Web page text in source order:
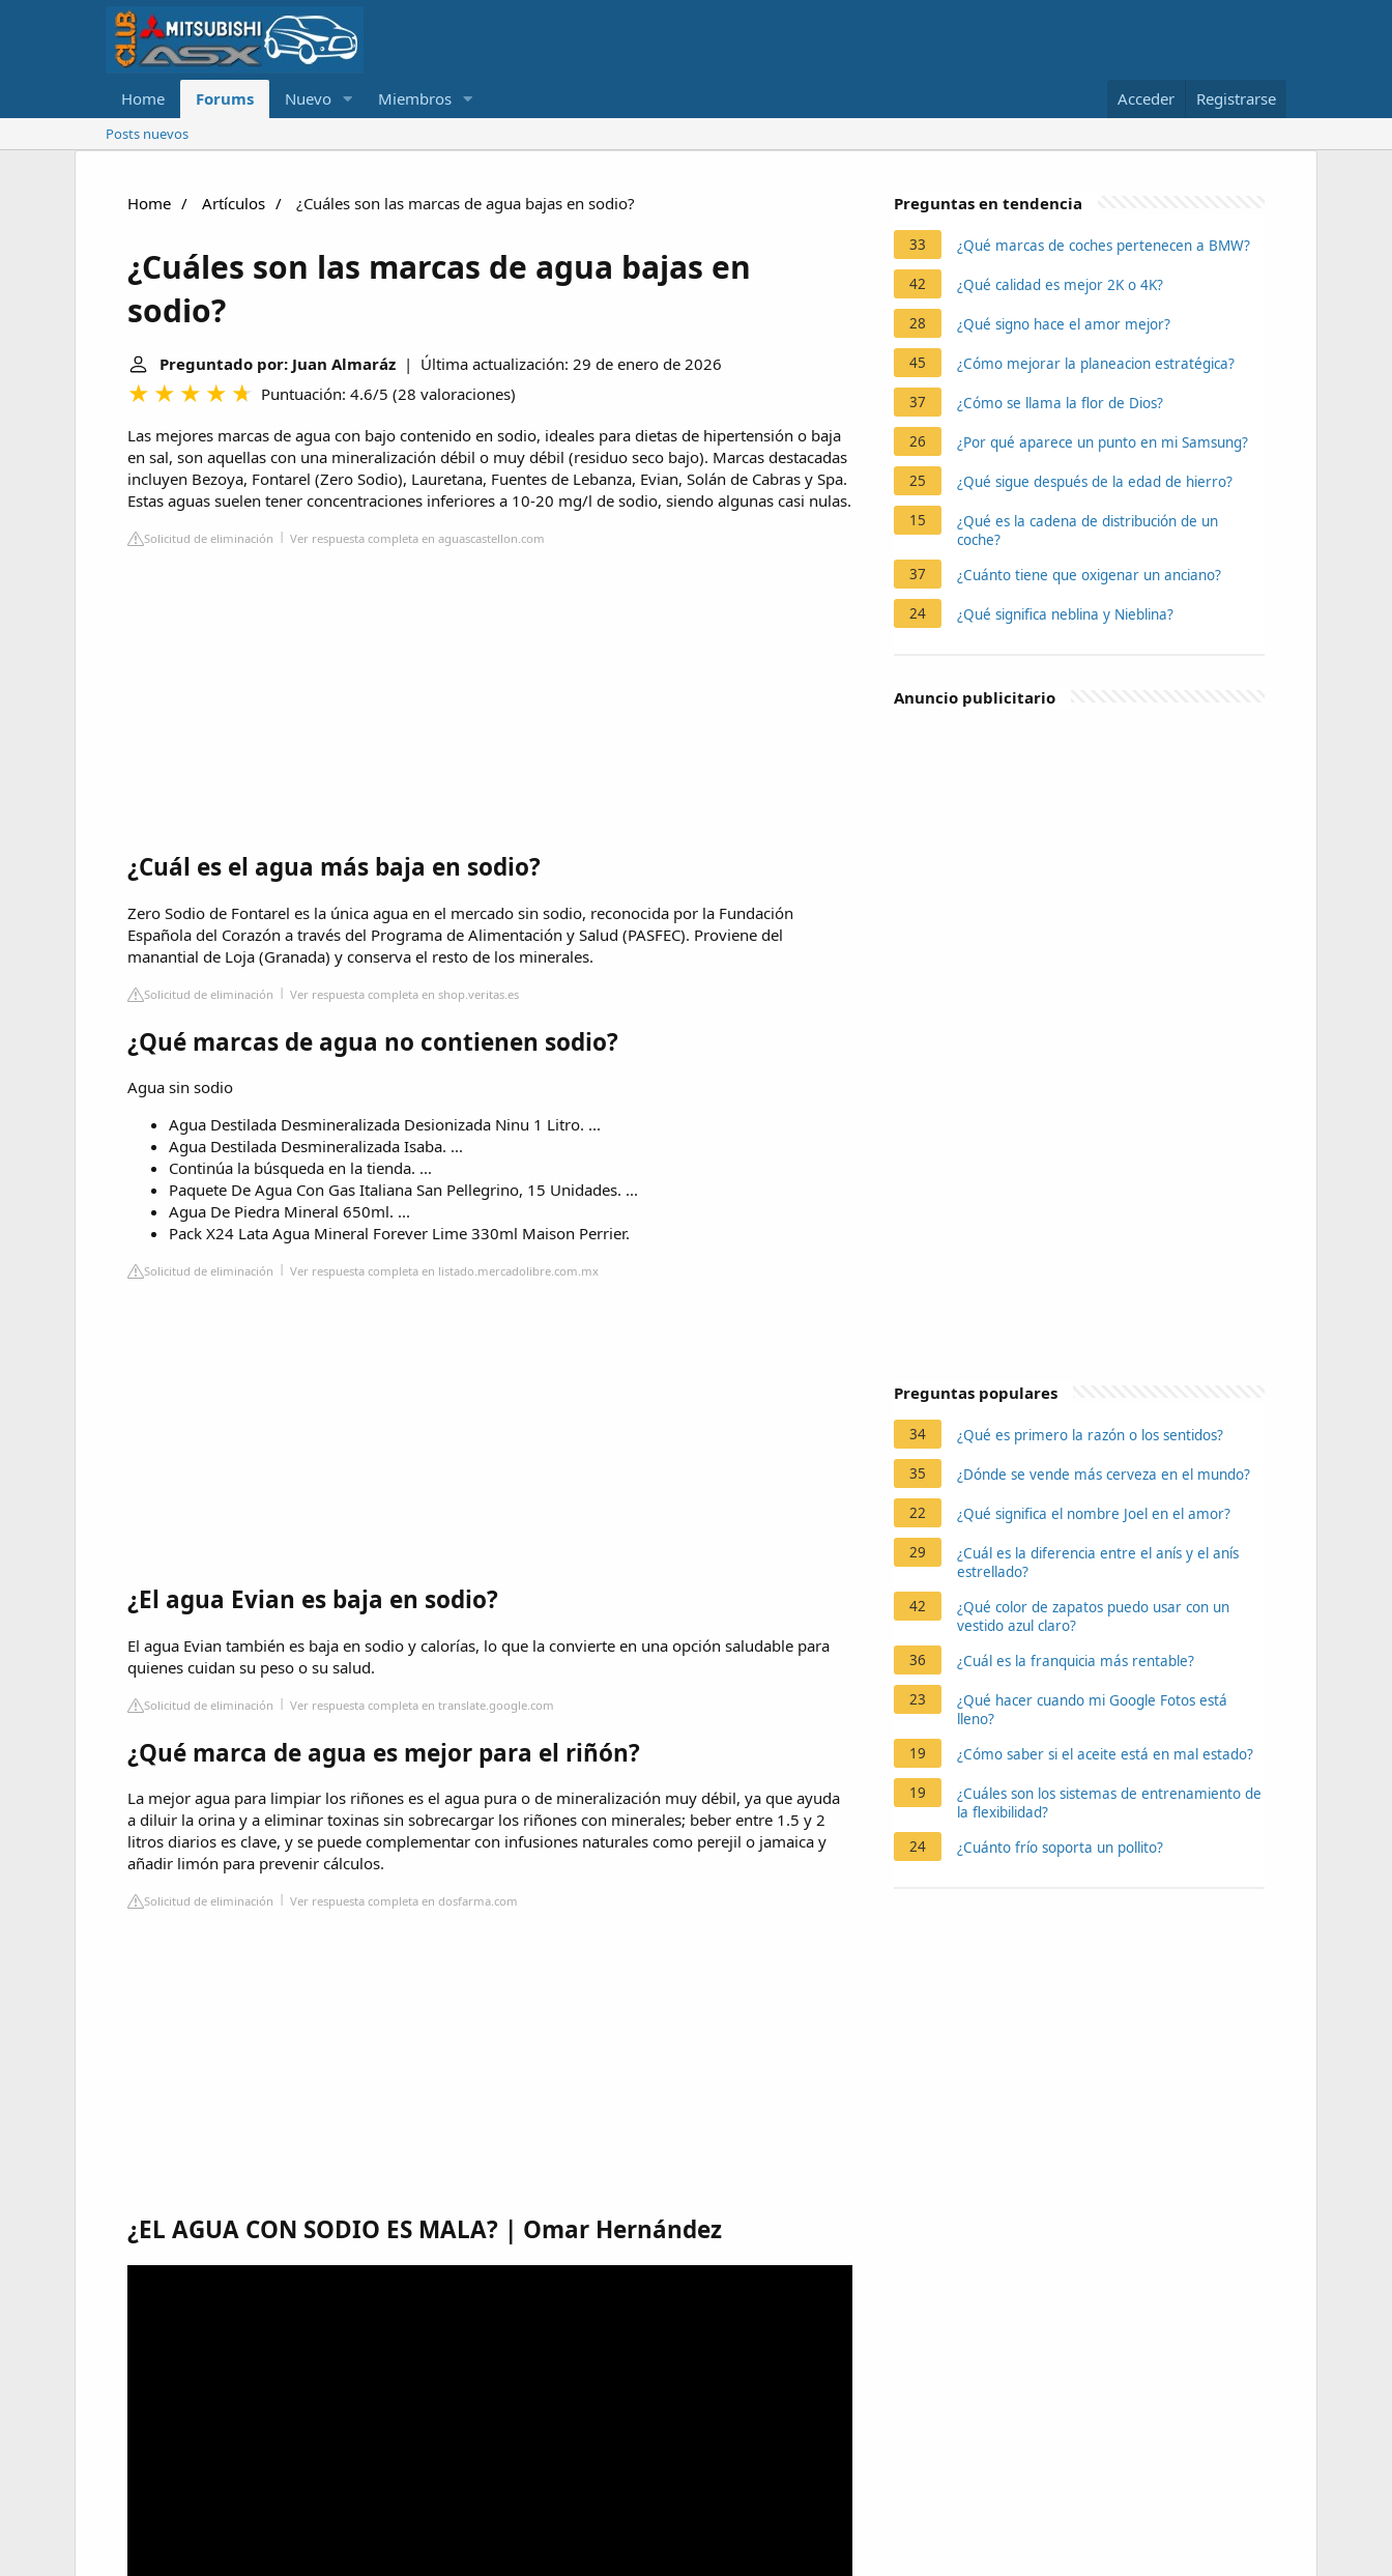
Home Forums Nuevo Miembros Acceder Registrarse
Posts nuevos
Home Artículos ¿Cuáles son las marcas de agua bajas en sodio?
¿Cuáles son las marcas de agua bajas en
sodio?
Preguntado por: Juan Almaráz | Última actualización: 29 de enero de 2026
Puntuación: 4.6/5 (28 valoraciones)
Las mejores marcas de agua con bajo contenido en sodio, ideales para dietas de hipertensión o baja
en sal, son aquellas con una mineralización débil o muy débil (residuo seco bajo). Marcas destacadas
incluyen Bezoya, Fontarel (Zero Sodio), Lauretana, Fuentes de Lebanza, Evian, Solán de Cabras y Spa.
Estas aguas suelen tener concentraciones inferiores a 10-20 mg/l de sodio, siendo algunas casi nulas.
Solicitud de eliminación Ver respuesta completa en aguascastellon.com
¿Cuál es el agua más baja en sodio?
Zero Sodio de Fontarel es la única agua en el mercado sin sodio, reconocida por la Fundación
Española del Corazón a través del Programa de Alimentación y Salud (PASFEC). Proviene del
manantial de Loja (Granada) y conserva el resto de los minerales.
Solicitud de eliminación Ver respuesta completa en shop.veritas.es
¿Qué marcas de agua no contienen sodio?
Agua sin sodio
Agua Destilada Desmineralizada Desionizada Ninu 1 Litro. ...
Agua Destilada Desmineralizada Isaba. ...
Continúa la búsqueda en la tienda. ...
Paquete De Agua Con Gas Italiana San Pellegrino, 15 Unidades. ...
Agua De Piedra Mineral 650ml. ...
Pack X24 Lata Agua Mineral Forever Lime 330ml Maison Perrier.
Solicitud de eliminación Ver respuesta completa en listado.mercadolibre.com.mx
¿El agua Evian es baja en sodio?
El agua Evian también es baja en sodio y calorías, lo que la convierte en una opción saludable para
quienes cuidan su peso o su salud.
Solicitud de eliminación Ver respuesta completa en translate.google.com
¿Qué marca de agua es mejor para el riñón?
La mejor agua para limpiar los riñones es el agua pura o de mineralización muy débil, ya que ayuda
a diluir la orina y a eliminar toxinas sin sobrecargar los riñones con minerales; beber entre 1.5 y 2
litros diarios es clave, y se puede complementar con infusiones naturales como perejil o jamaica y
añadir limón para prevenir cálculos.
Solicitud de eliminación Ver respuesta completa en dosfarma.com
¿EL AGUA CON SODIO ES MALA? | Omar Hernández
Preguntas en tendencia
33 ¿Qué marcas de coches pertenecen a BMW?
42 ¿Qué calidad es mejor 2K o 4K?
28 ¿Qué signo hace el amor mejor?
45 ¿Cómo mejorar la planeacion estratégica?
37 ¿Cómo se llama la flor de Dios?
26 ¿Por qué aparece un punto en mi Samsung?
25 ¿Qué sigue después de la edad de hierro?
15
¿Qué es la cadena de distribución de un
coche?
37
¿Cuánto tiene que oxigenar un anciano?
24 ¿Qué significa neblina y Nieblina?
Anuncio publicitario
Preguntas populares
34 ¿Qué es primero la razón o los sentidos?
35 ¿Dónde se vende más cerveza en el mundo?
22 ¿Qué significa el nombre Joel en el amor?
29
¿Cuál es la diferencia entre el anís y el anís
estrellado?
42
¿Qué color de zapatos puedo usar con un
vestido azul claro?
36
¿Cuál es la franquicia más rentable?
23
¿Qué hacer cuando mi Google Fotos está
lleno?
19
¿Cómo saber si el aceite está en mal estado?
19
¿Cuáles son los sistemas de entrenamiento de
la flexibilidad?
24
¿Cuánto frío soporta un pollito?